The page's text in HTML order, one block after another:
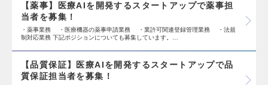
【薬事】医療AIを開発するスタートアップで薬事担
当者を募集！
・薬事業務 ・医療機器の薬事申請業務 ・業許可関連登録管理業務 ・法規
制対応業務 下記ポジションについても募集しています。…
【品質保証】医療AIを開発するスタートアップで品
質保証担当者を募集！